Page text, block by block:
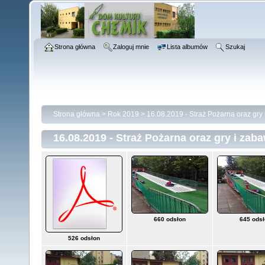
Strona główna Zaloguj mnie Lista albumów Szukaj
Strona główna > Rok 2019 > 16.08.2019 - Straż Pożarna oraz gry
16.08.2019 - Straż Pożarna oraz gry i
526 odsłon
660 odsłon 645